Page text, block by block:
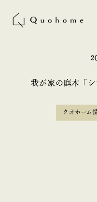
我が家の庭木「
クオホーム